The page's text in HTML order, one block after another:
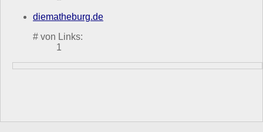
diematheburg.de
# von Links:
1